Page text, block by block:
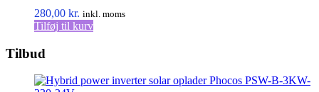
280,00 kr. inkl. moms
Tilføj til kurv
Tilbud